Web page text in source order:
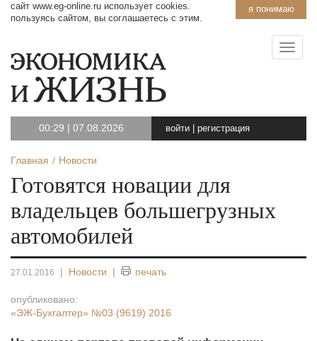
я понимаю
сайт www.eg-online.ru использует cookies.
пользуясь сайтом, вы соглашаетесь с этим.
00:29 | 07.08.2026 войти регистрация
Главная Новости
Готовятся новации для
владельцев большегрузных
автомобилей
27.01.2016 | Новости | печать
опубликовано:
«ЭЖ-Бухгалтер» №03 (9619) 2016